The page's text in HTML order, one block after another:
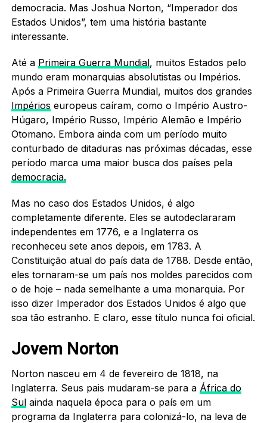
democracia. Mas Joshua Norton, “Imperador dos
Estados Unidos”, tem uma história bastante
interessante.
Até a Primeira Guerra Mundial, muitos Estados pelo
mundo eram monarquias absolutistas ou Impérios.
Após a Primeira Guerra Mundial, muitos dos grandes
Impérios europeus caíram, como o Império Austro-
Húgaro, Império Russo, Império Alemão e Império
Otomano. Embora ainda com um período muito
conturbado de ditaduras nas próximas décadas, esse
período marca uma maior busca dos países pela
democracia.
Mas no caso dos Estados Unidos, é algo
completamente diferente. Eles se autodeclararam
independentes em 1776, e a Inglaterra os
reconheceu sete anos depois, em 1783. A
Constituição atual do país data de 1788. Desde então,
eles tornaram-se um país nos moldes parecidos com
o de hoje – nada semelhante a uma monarquia. Por
isso dizer Imperador dos Estados Unidos é algo que
soa tão estranho. E claro, esse título nunca foi oficial.
Jovem Norton
Norton nasceu em 4 de fevereiro de 1818, na
Inglaterra. Seus pais mudaram-se para a África do
Sulainda naquela época para o país em um
programa da Inglaterra para colonizá-lo, na leva de